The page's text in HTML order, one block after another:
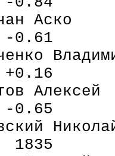
-0.61
-0.65
1835